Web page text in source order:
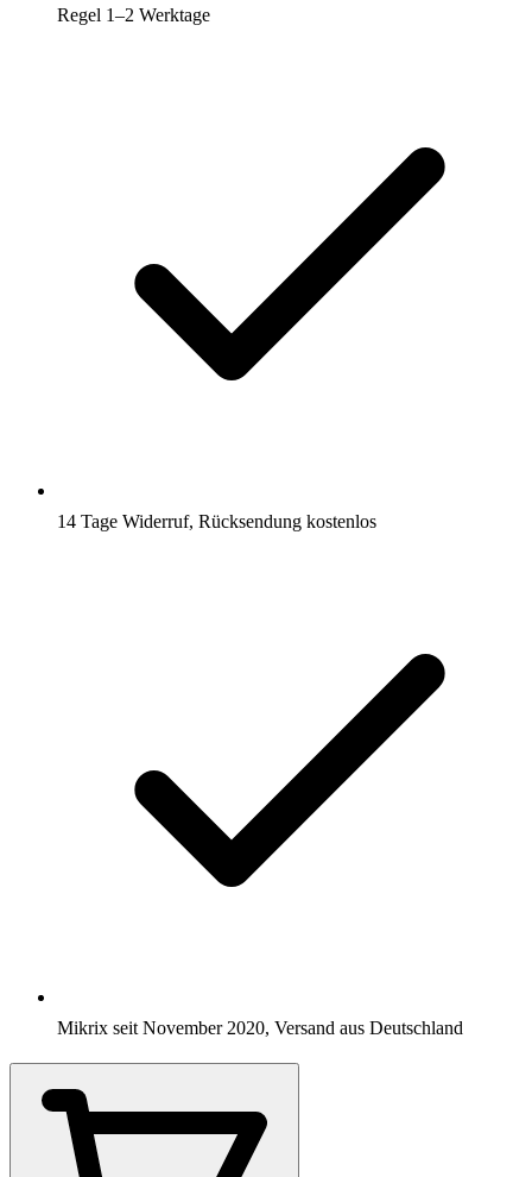
Regel 1–2 Werktage
14 Tage Widerruf, Rücksendung kostenlos
Mikrix seit November 2020, Versand aus Deutschland